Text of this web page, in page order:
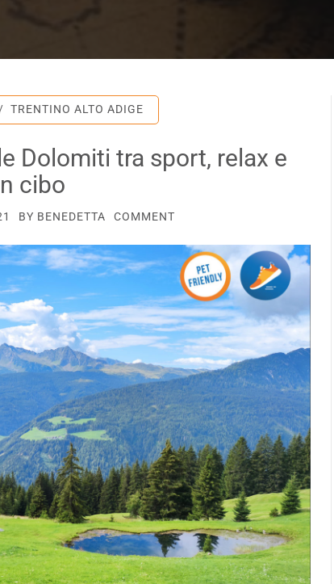
TRENTINO ALTO ADIGE
Dolomiti tra sport, relax e
cibo
BY BENEDETTA COMMENT